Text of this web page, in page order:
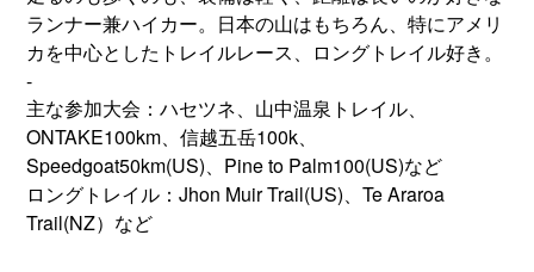
ランナー兼ハイカー。日本の山はもちろん、特にアメリ
カを中心としたトレイルレース、ロングトレイル好き。
-
主な参加大会：ハセツネ、山中温泉トレイル、
ONTAKE100km、信越五岳100k、
Speedgoat50km(US)、Pine to Palm100(US)など
ロングトレイル：Jhon Muir Trail(US)、Te Araroa
Trail(NZ）など